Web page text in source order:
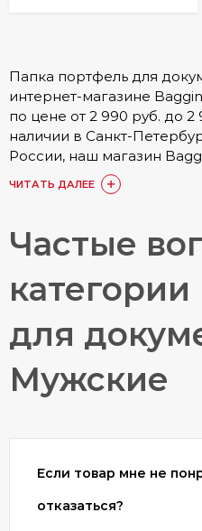
Папка портфель для
интернет-магазине
по цене от 2 990 руб. до 2
наличии в Санкт-
России, наш магазин
по городу. Подробные
стоимость доступна в
Купить Папка портфель
можно онлайн на сайте.
наших магазинов. Наши
достоинству оценили
портфель для
более 1748 отзывов, с
ознакомиться в товарах
Любой из
можете в разделе
ЧИТАТЬ ДАЛЕЕ
Частые
для
Мужские
Если товар мне не
отказаться?